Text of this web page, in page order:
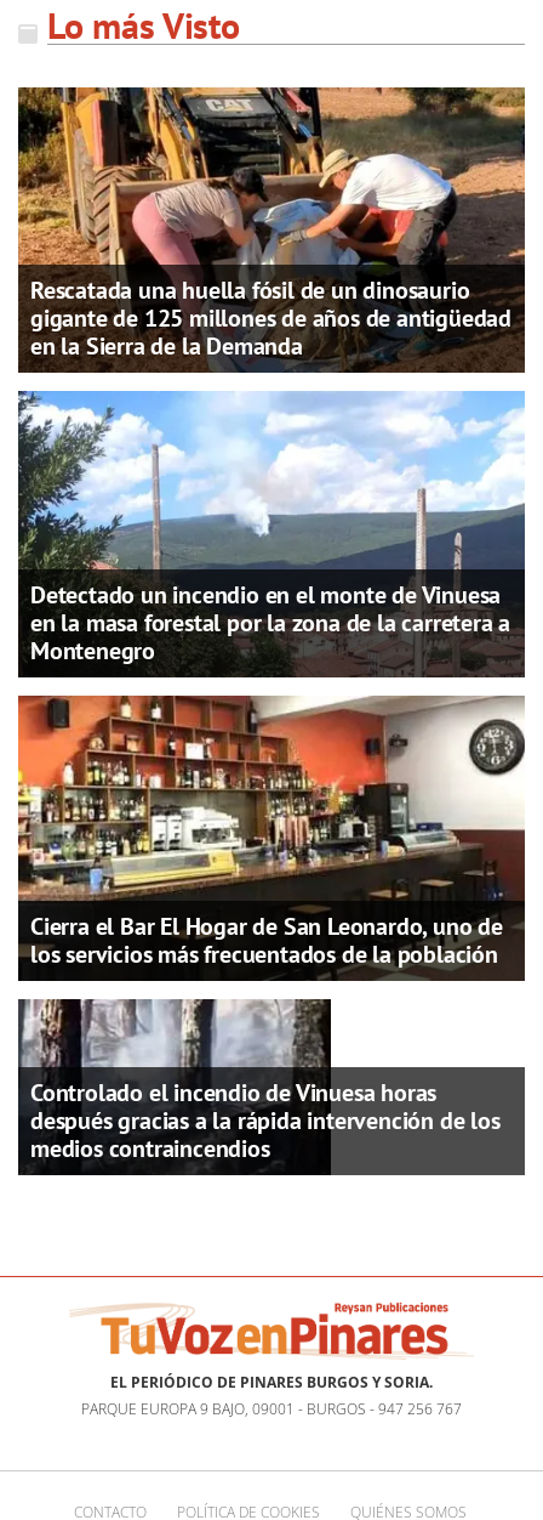
Lo más Visto
Rescatada una huella fósil de un dinosaurio
gigante de 125 millones de años de antigüedad
en la Sierra de la Demanda
Detectado un incendio en el monte de Vinuesa
en la masa forestal por la zona de la carretera a
Montenegro
Cierra el Bar El Hogar de San Leonardo, uno de
los servicios más frecuentados de la población
Controlado el incendio de Vinuesa horas
después gracias a la rápida intervención de los
medios contraincendios
EL PERIÓDICO DE PINARES BURGOS Y SORIA.
PARQUE EUROPA 9 BAJO, 09001 - BURGOS - 947 256 767
CONTACTO POLÍTICA DE COOKIES QUIÉNES SOMOS